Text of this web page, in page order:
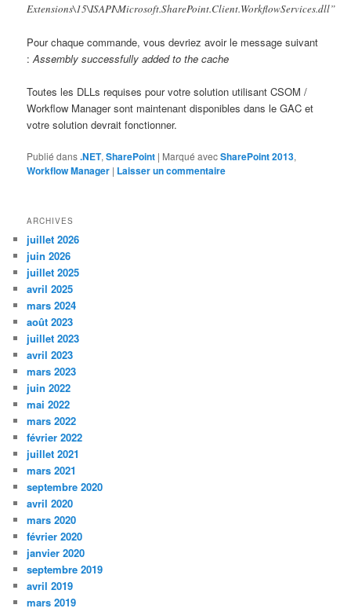
Extensions\15\ISAPI\Microsoft.SharePoint.Client.WorkflowServices.dll”
Pour chaque commande, vous devriez avoir le message suivant
:Assembly successfully added to the cache
Toutes les DLLs requises pour votre solution utilisant CSOM /
Workflow Manager sont maintenant disponibles dans le GAC et
votre solution devrait fonctionner.
Publié dans.NET,SharePoint | Marqué avecSharePoint 2013,
Workflow Manager | Laisser un commentaire
ARCHIVES
juillet 2026
juin 2026
juillet 2025
avril 2025
mars 2024
août 2023
juillet 2023
avril 2023
mars 2023
juin 2022
mai 2022
mars 2022
février 2022
juillet 2021
mars 2021
septembre 2020
avril 2020
mars 2020
février 2020
janvier 2020
septembre 2019
avril 2019
mars 2019